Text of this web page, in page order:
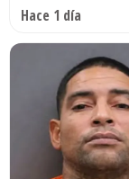
Hace 1 día